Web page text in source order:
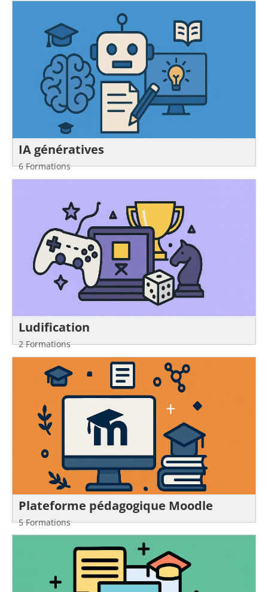
IA génératives
6 Formations
Ludification
2 Formations
Plateforme pédagogique Moodle
5 Formations